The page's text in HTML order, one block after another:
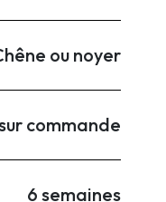
ou noyer
commande
6 semaines